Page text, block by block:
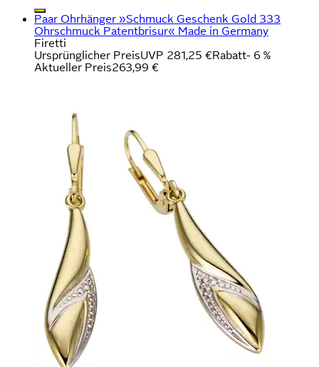
Paar Ohrhänger »Schmuck Geschenk Gold 333
Ohrschmuck Patentbrisur« Made in Germany
Firetti
Ursprünglicher PreisUVP 281,25 €Rabatt- 6 %
Aktueller Preis263,99 €